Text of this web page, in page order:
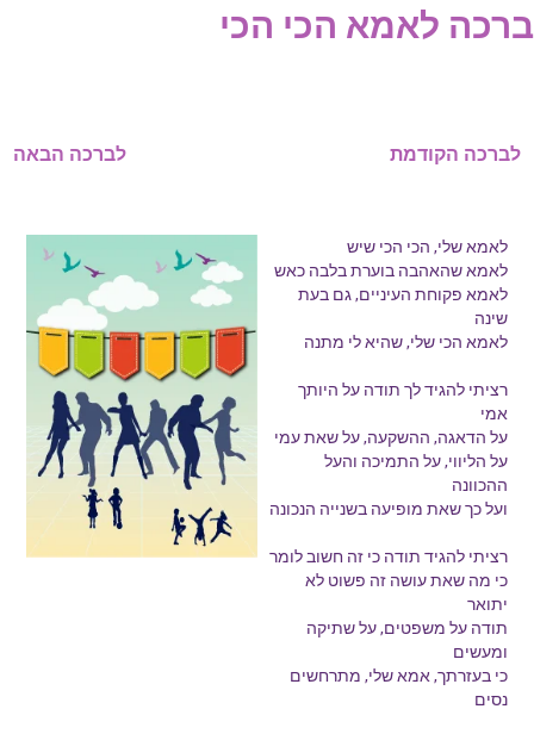
ברכה לאמא הכי הכי
לברכה הבאה לברכה הקודמת
לאמא שלי, הכי הכי שיש
לאמא שהאהבה בוערת בלבה כאש
לאמא פקוחת העיניים, גם בעת
שינה
לאמא הכי שלי, שהיא לי מתנה
רציתי להגיד לך תודה על היותך
אמי
על הדאגה, ההשקעה, על שאת עמי
על הליווי, על התמיכה והעל
ההכוונה
ועל כך שאת מופיעה בשנייה הנכונה
רציתי להגיד תודה כי זה חשוב לומר
כי מה שאת עושה זה פשוט לא
יתואר
תודה על משפטים, על שתיקה
ומעשים
כי בעזרתך, אמא שלי, מתרחשים
נסים